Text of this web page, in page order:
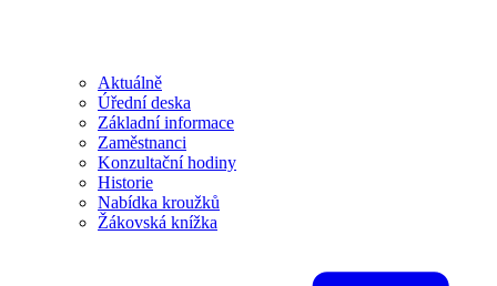
Aktuálně
Úřední deska
Základní informace
Zaměstnanci
Konzultační hodiny
Historie
Nabídka kroužků
Žákovská knížka